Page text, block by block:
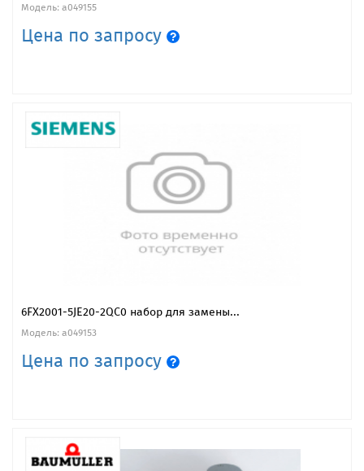
Модель: a049155
Цена по запросу
6FX2001-5JE20-2QC0 набор для замены...
Модель: a049153
Цена по запросу